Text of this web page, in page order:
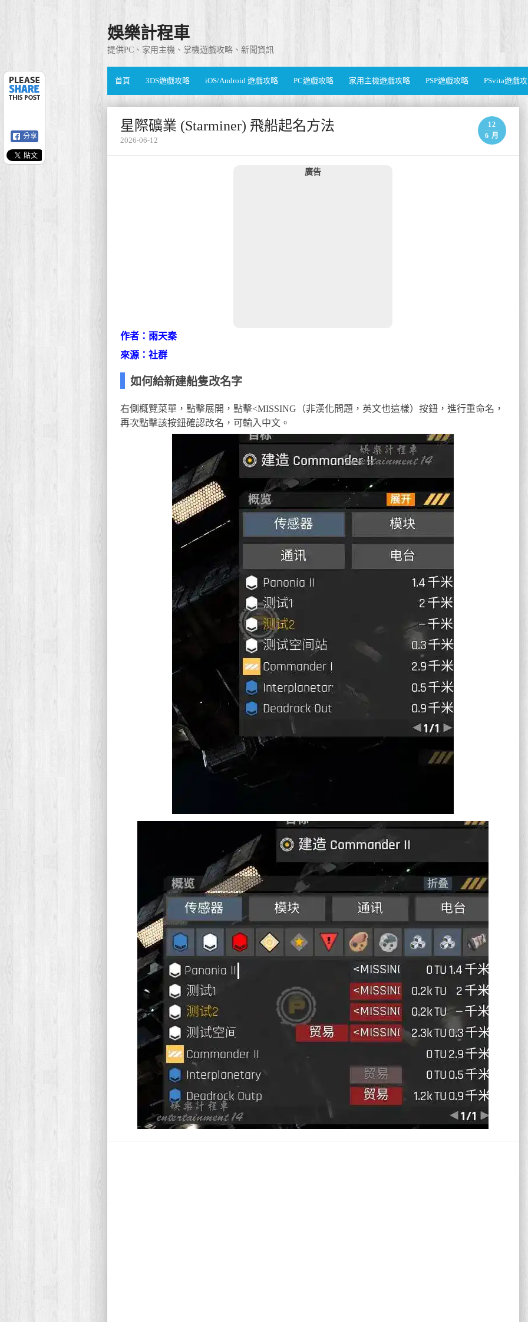
娛樂計程車
提供PC、家用主機、掌機遊戲攻略、新聞資訊
首頁 3DS遊戲攻略 iOS/Android 遊戲攻略 PC遊戲攻略 家用主機遊戲攻略 PSP遊戲攻略 PSvita遊戲
星際礦業 (Starminer) 飛船起名方法
12
6 月
2026-06-12
廣告
作者：雨天秦
來源：社群
如何給新建船隻改名字
右側概覽菜單，點擊展開，點擊<MISSING（非漢化問題，英文也這樣）按鈕，進行重命名，
再次點擊該按鈕確認改名，可輸入中文。
分享